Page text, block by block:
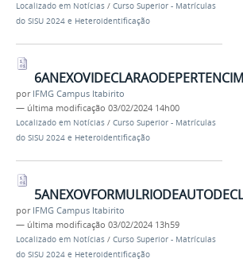
Localizado em Notícias / Curso Superior - Matrículas
do SISU 2024 e Heteroidentificação
por IFMG Campus Itabirito
— última modificação 03/02/2024 14h00
Localizado em Notícias / Curso Superior - Matrículas
do SISU 2024 e Heteroidentificação
por IFMG Campus Itabirito
— última modificação 03/02/2024 13h59
Localizado em Notícias / Curso Superior - Matrículas
do SISU 2024 e Heteroidentificação